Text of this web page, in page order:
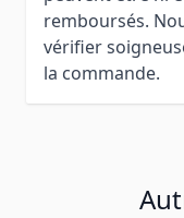
remboursés.
vérifier
la commande.